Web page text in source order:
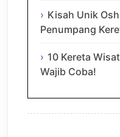
Kisah Unik
Penumpang
10 Kereta
Wajib Coba!